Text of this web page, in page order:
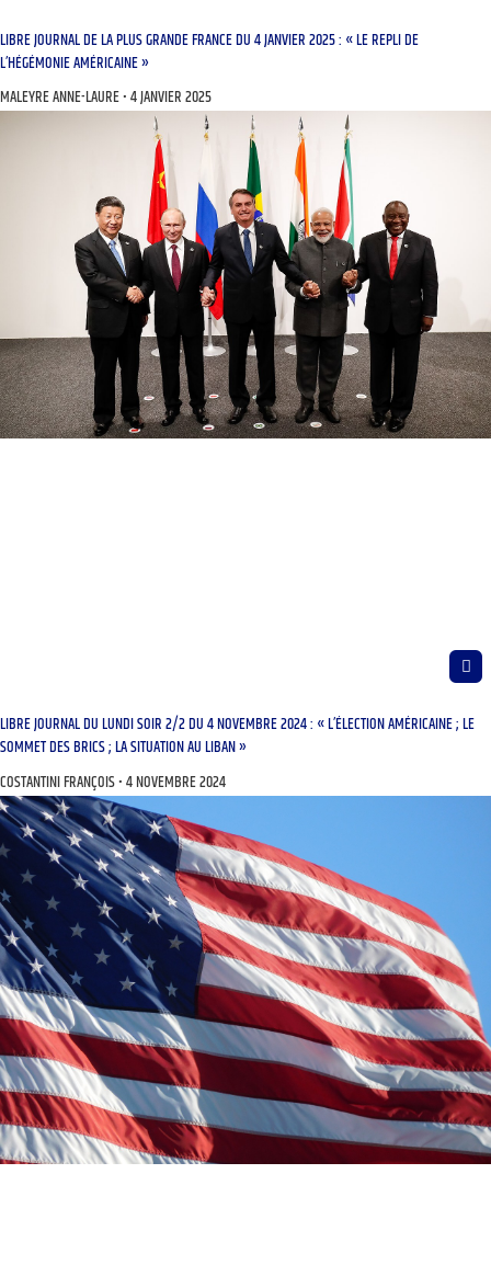
LIBRE JOURNAL DE LA PLUS GRANDE FRANCE DU 4 JANVIER 2025 : « LE REPLI DE
L’HÉGÉMONIE AMÉRICAINE »
MALEYRE ANNE-LAURE 4 JANVIER 2025
LIBRE JOURNAL DU LUNDI SOIR 2/2 DU 4 NOVEMBRE 2024 : « L’ÉLECTION AMÉRICAINE ; LE
SOMMET DES BRICS ; LA SITUATION AU LIBAN »
COSTANTINI FRANÇOIS 4 NOVEMBRE 2024